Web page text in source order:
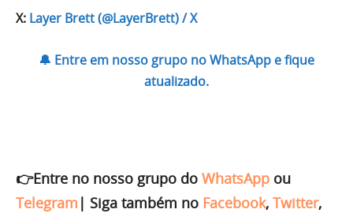
X: Layer Brett (@LayerBrett) / X
🔔 Entre em nosso grupo no WhatsApp e fique
atualizado.
👉Entre no nosso grupo do WhatsApp ou
Telegram | Siga também no Facebook, Twitter,